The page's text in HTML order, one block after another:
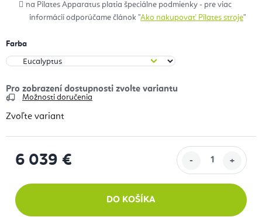
na Pilates Apparatus platia špeciálne podmienky - pre viac
informácií odporúčame článok "Ako nakupovať Pilates stroje"
Farba
Možnosti doručenia
Zvoľte variant
6 039 €
DO KOŠÍKA